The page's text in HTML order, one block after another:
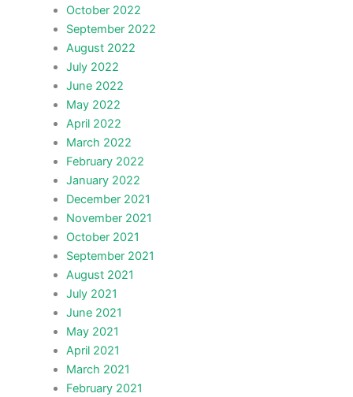
October 2022
September 2022
August 2022
July 2022
June 2022
May 2022
April 2022
March 2022
February 2022
January 2022
December 2021
November 2021
October 2021
September 2021
August 2021
July 2021
June 2021
May 2021
April 2021
March 2021
February 2021